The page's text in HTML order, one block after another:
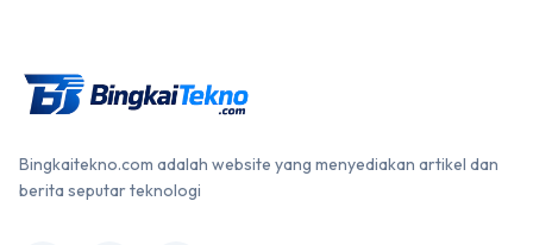
Bingkaitekno.com adalah website yang menyediakan artikel dan
berita seputar teknologi